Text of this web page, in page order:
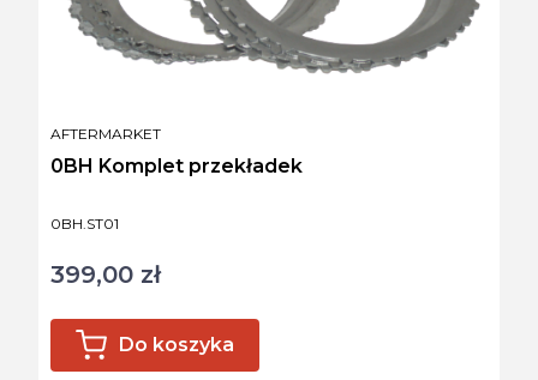
Kod produktu
0BH.ST01
0BH Komplet przekładek
PRODUCENT
AFTERMARKET
Cena
399,00 zł
Do koszyka